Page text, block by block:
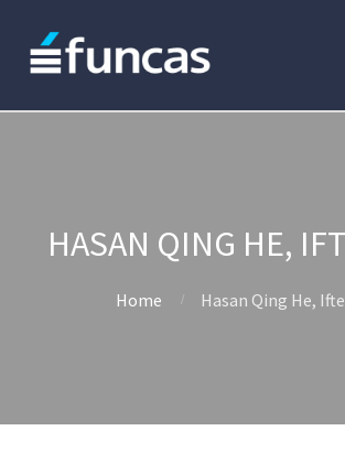
HASAN QING HE,
Home Hasan Qing He,